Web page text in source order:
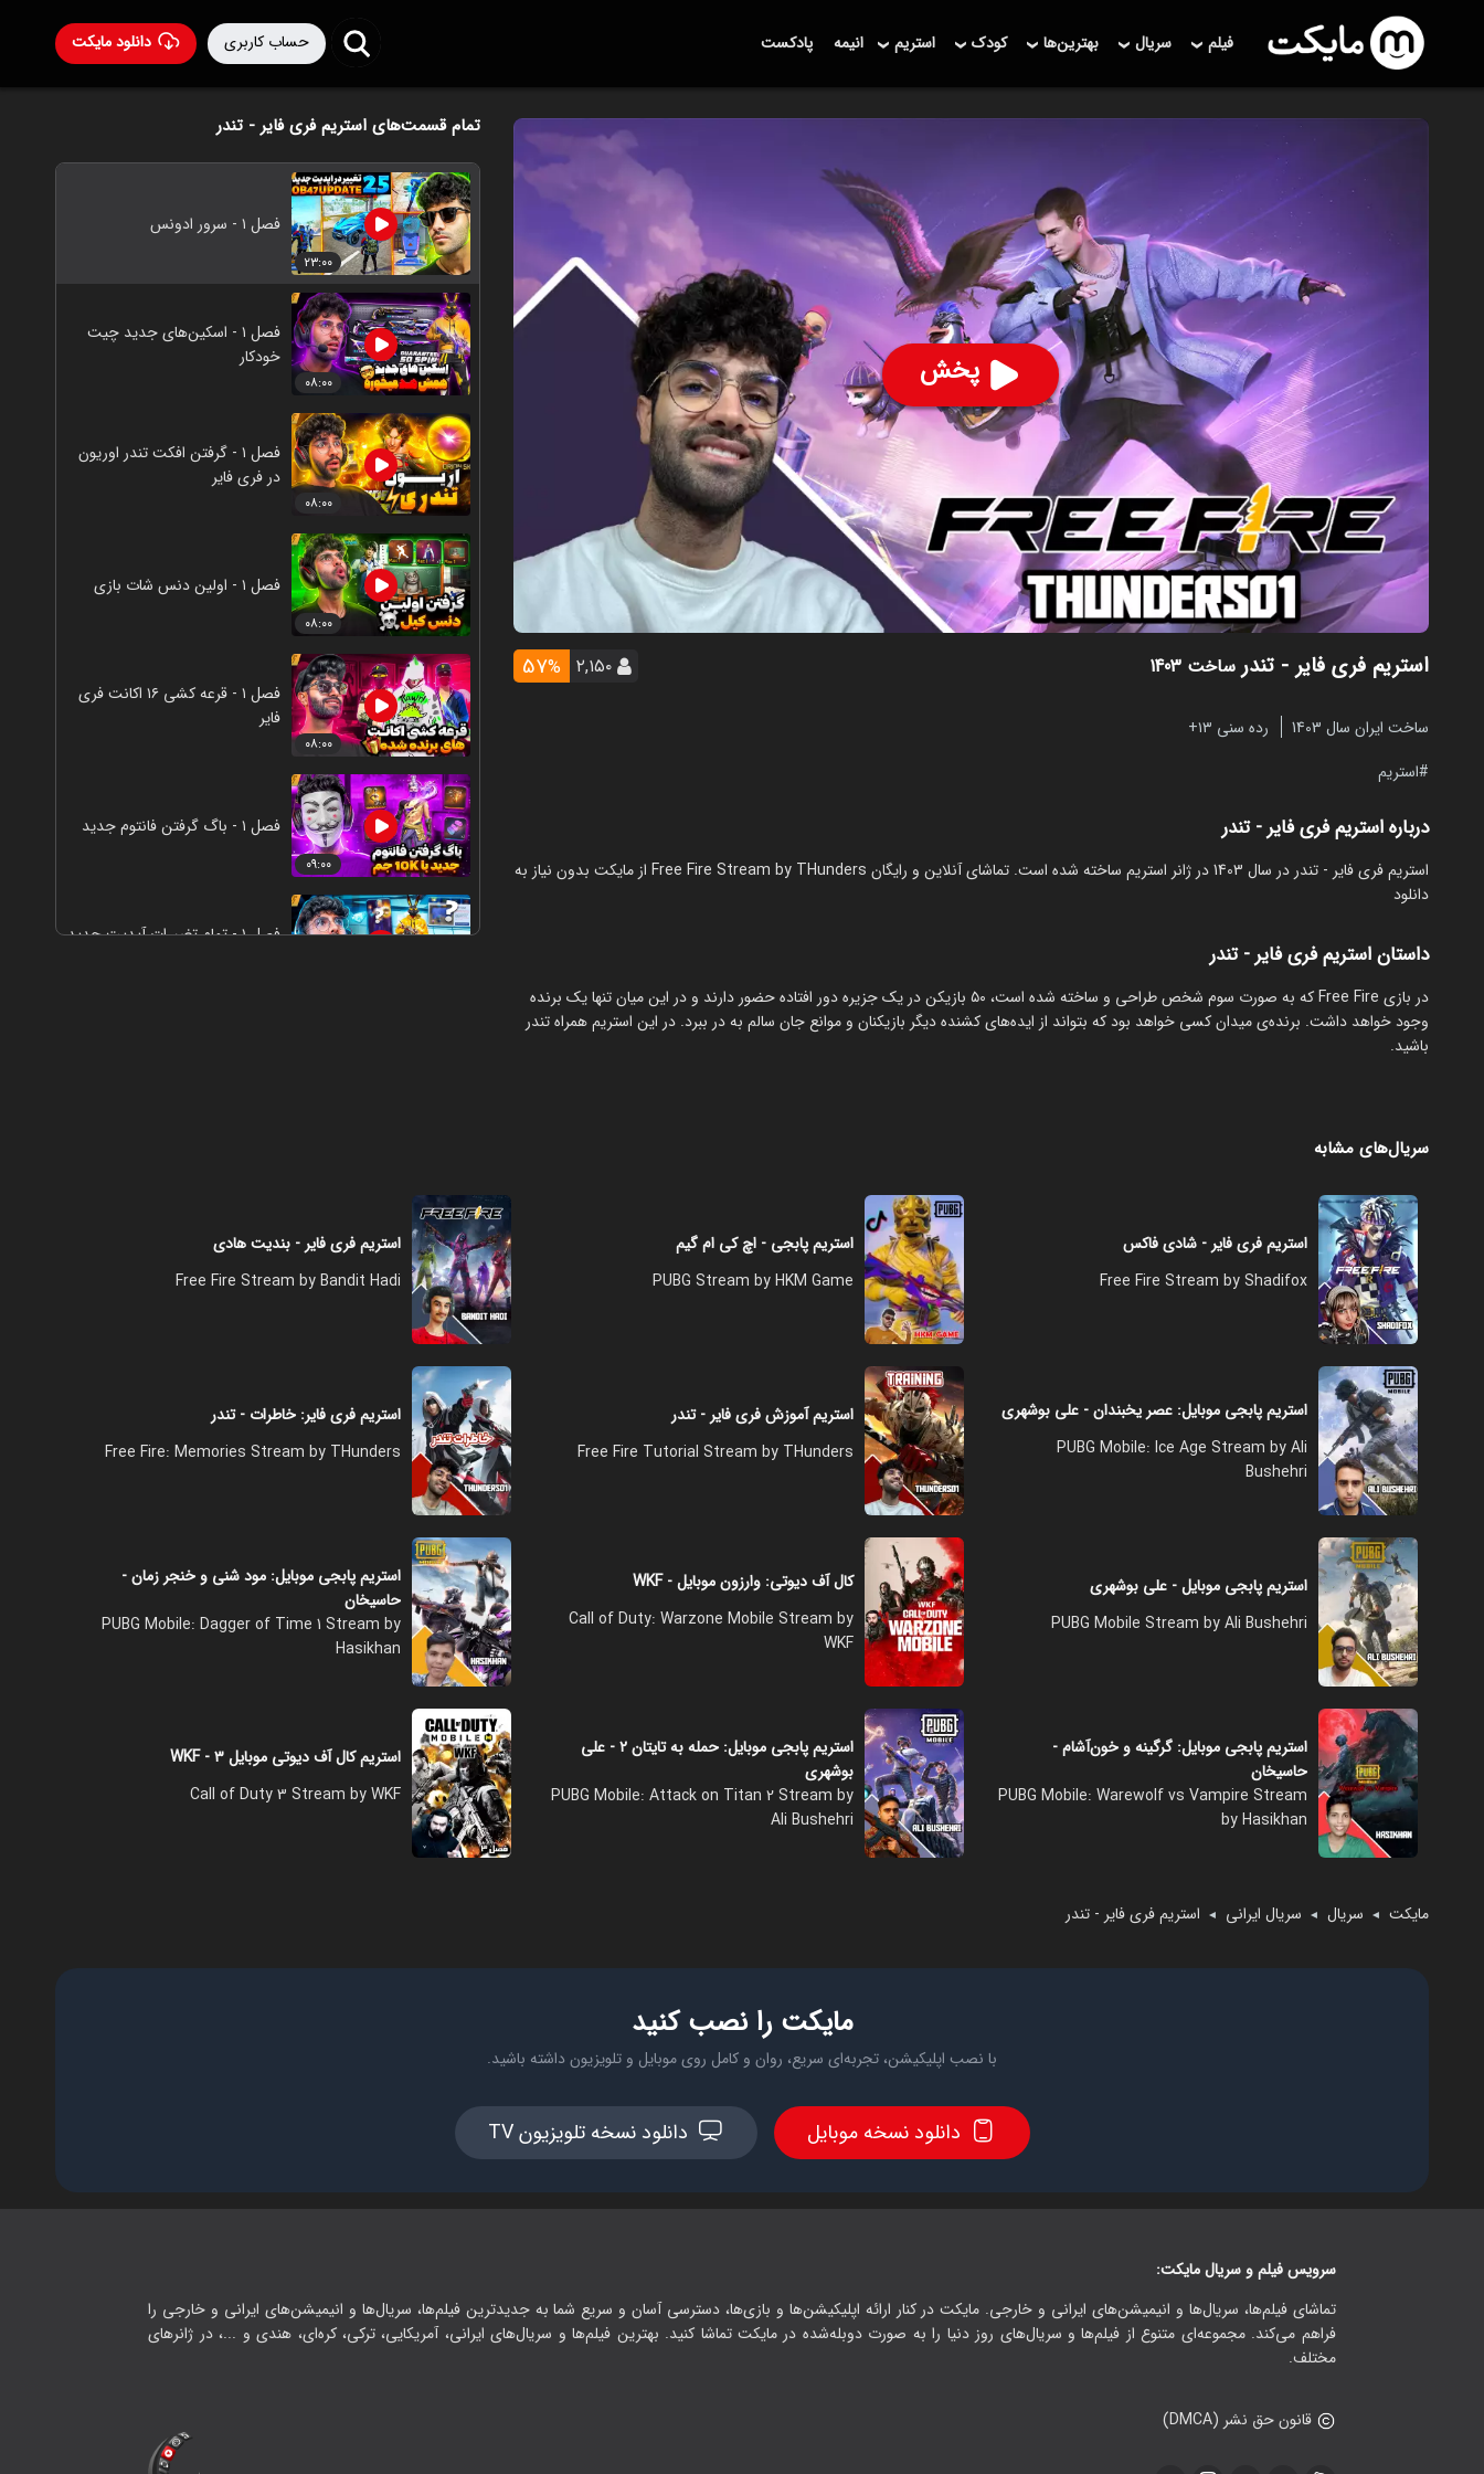
دانلود مایکت حساب کاربری فیلم سریال بهترین‌ها کودک استریم انیمه پادکست
پخش
استریم فری فایر - تندرساخت 1403 ۲,۱۵۰ 57%
ساخت ایران سال 1403
رده سنی ۱۳+
استریم
درباره استریم فری فایر - تندر
استریم فری فایر - تندر در سال 1403 در ژانر استریم ساخته شده است. تماشای آنلاین و رایگان Free Fire Stream by THunders از مایکت بدون نیاز به
دانلود
داستان استریم فری فایر - تندر
‏در بازی Free Fire که به صورت سوم شخص طراحی و ساخته شده است، ۵۰ بازیکن در یک جزیره دور افتاده حضور دارند و در این میان تنها یک برنده
وجود خواهد داشت. برنده‌ی میدان کسی خواهد بود که بتواند از ایده‌های کشنده دیگر بازیکنان و موانع جان سالم به در ببرد. در این استریم همراه تندر
باشید.
تمام قسمت‌های استریم فری فایر - تندر
۲۳:۰۰
فصل ۱ - سرور ادونس
۰۸:۰۰
فصل ۱ - اسکین‌های جدید چیت
خودکار
۰۸:۰۰
فصل ۱ - گرفتن افکت تندر اوریون
در فری فایر
۰۸:۰۰
فصل ۱ - اولین دنس شات بازی
۰۸:۰۰
فصل ۱ - قرعه کشی ۱۶ اکانت فری
فایر
۰۹:۰۰
فصل ۱ - باگ گرفتن فانتوم جدید
فصل ۱ - تمام تغییرات آپدیت جدید
۱۵:۰۰
فصل ۱ - تندر کبیر با ۵۰K جم
۱۶:۰۰
ست دلقک بود رو تست کردم
۱۰:۰۰
سریال‌های مشابه
استریم فری فایر - شادی فاکس
Free Fire Stream by Shadifox
استریم پابجی - اچ کی ام گیم
PUBG Stream by HKM Game
استریم فری فایر - بندیت هادی
Free Fire Stream by Bandit Hadi
استریم پابجی موبایل: عصر یخبندان - علی بوشهری
PUBG Mobile: Ice Age Stream by Ali
Bushehri
استریم آموزش فری فایر - تندر
Free Fire Tutorial Stream by THunders
استریم فری فایر: خاطرات - تندر
Free Fire: Memories Stream by THunders
استریم پابجی موبایل - علی بوشهری
PUBG Mobile Stream by Ali Bushehri
کال آف دیوتی: وارزون موبایل - WKF
Call of Duty: Warzone Mobile Stream by
WKF
استریم پابجی موبایل: مود شنی و خنجر زمان -
حاسیخان
PUBG Mobile: Dagger of Time 1 Stream by
Hasikhan
استریم پابجی موبایل: گرگینه و خون‌آشام -
حاسیخان
PUBG Mobile: Warewolf vs Vampire Stream
by Hasikhan
استریم پابجی موبایل: حمله به تایتان ۲ - علی
بوشهری
PUBG Mobile: Attack on Titan 2 Stream by
Ali Bushehri
استریم کال آف دیوتی موبایل ۳ - WKF
Call of Duty 3 Stream by WKF
مایکت ◄ سریال ◄ سریال ایرانی ◄ استریم فری فایر - تندر
مایکت را نصب کنید
با نصب اپلیکیشن، تجربه‌ای سریع، روان و کامل روی موبایل و تلویزیون داشته باشید.
دانلود نسخه موبایل دانلود نسخه تلویزیون TV
سرویس فیلم و سریال مایکت:
تماشای فیلم‌ها، سریال‌ها و انیمیشن‌های ایرانی و خارجی. مایکت در کنار ارائه اپلیکیشن‌ها و بازی‌ها، دسترسی آسان و سریع شما به جدیدترین فیلم‌ها، سریال‌ها و انیمیشن‌های ایرانی و خارجی را
فراهم می‌کند. مجموعه‌ای متنوع از فیلم‌ها و سریال‌های روز دنیا را به صورت دوبله‌شده در مایکت تماشا کنید. بهترین فیلم‌ها و سریال‌های ایرانی، آمریکایی، ترکی، کره‌ای، هندی و ...، در ژانرهای
مختلف.
قانون حق نشر (DMCA)